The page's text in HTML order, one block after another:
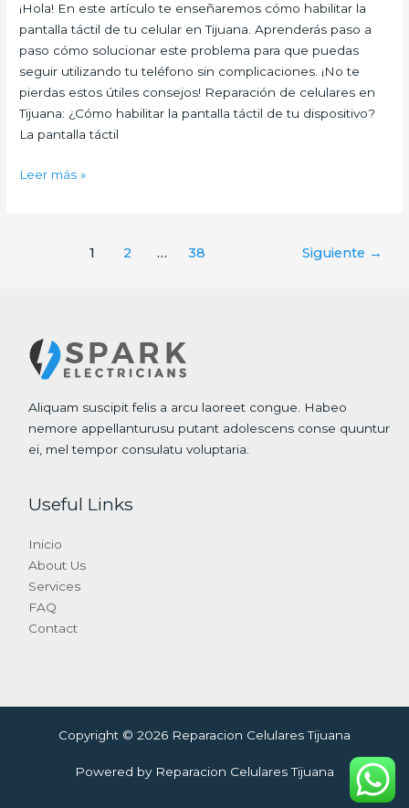
¡Hola! En este artículo te enseñaremos cómo habilitar la
pantalla táctil de tu celular en Tijuana. Aprenderás paso a
paso cómo solucionar este problema para que puedas
seguir utilizando tu teléfono sin complicaciones. ¡No te
pierdas estos útiles consejos! Reparación de celulares en
Tijuana: ¿Cómo habilitar la pantalla táctil de tu dispositivo?
La pantalla táctil
en
tu
celular
en
Tijuana
Leer más »
1 2 … 38 Siguiente →
Aliquam suscipit felis a arcu laoreet congue. Habeo
nemore appellanturusu putant adolescens conse quuntur
ei, mel tempor consulatu voluptaria.
Useful Links
Inicio
About Us
Services
FAQ
Contact
Copyright © 2026 Reparacion Celulares Tijuana
Powered by Reparacion Celulares Tijuana